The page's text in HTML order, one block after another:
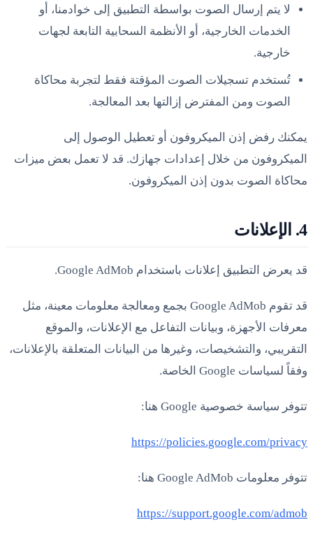
لا يتم إرسال الصوت بواسطة التطبيق إلى خوادمنا، أو
الخدمات الخارجية، أو الأنظمة السحابية التابعة لجهات
خارجية.
تُستخدم تسجيلات الصوت المؤقتة فقط لتجربة محاكاة
الصوت ومن المفترض إزالتها بعد المعالجة.
يمكنك رفض إذن الميكروفون أو تعطيل الوصول إلى
الميكروفون من خلال إعدادات جهازك. قد لا تعمل بعض ميزات
محاكاة الصوت بدون إذن الميكروفون.
4. الإعلانات
قد يعرض التطبيق إعلانات باستخدام Google AdMob.
قد تقوم Google AdMob بجمع ومعالجة معلومات معينة، مثل
معرفات الأجهزة، وبيانات التفاعل مع الإعلانات، والموقع
التقريبي، والتشخيصات، وغيرها من البيانات المتعلقة بالإعلانات،
وفقاً لسياسات Google الخاصة.
تتوفر سياسة خصوصية Google هنا:
https://policies.google.com/privacy
تتوفر معلومات Google AdMob هنا:
https://support.google.com/admob